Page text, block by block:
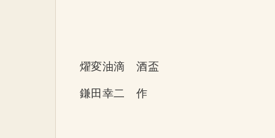
燿変油滴 酒盃
鎌田幸二 作